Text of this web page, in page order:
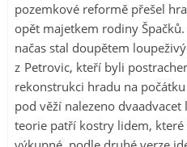
pozemkové reformě přešel
opět majetkem rodiny
načas stal doupětem
z Petrovic, kteří byli
rekonstrukci hradu na
pod věží nalezeno
teorie patří kostry lidem,